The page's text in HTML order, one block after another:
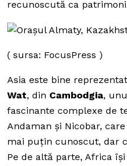
recunoscută ca
( sursa: FocusPress )
Asia este bine
Wat, din Cambodgia,
fascinante complexe de
Andaman și Nicobar,
mai puțin cunoscut, dar
Pe de altă parte, Africa